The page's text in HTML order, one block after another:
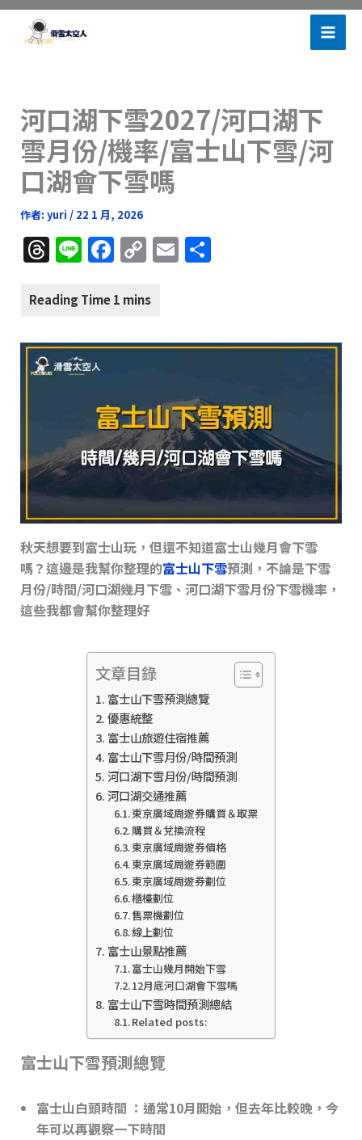
跳
河口湖下雪2027/河口湖下
雪月份/機率/富士山下雪/河
口湖會下雪嗎
作者: yuri / 22 1 月, 2026
T
h
re
d
s
Li
n
e
F
a
c
b
o
k
C
o
p
Li
k
E
m
分
秋天想要到富士山玩，但還不知道富士山幾月會下雪
嗎？這邊是我幫你整理的富士山下雪預測，不論是下雪
月份/時間/河口湖幾月下雪、河口湖下雪月份下雪機率，
這些我都會幫你整理好
文章目錄
富士山下雪預測總覽
優惠統整
富士山旅遊住宿推薦
富士山下雪月份/時間預測
河口湖下雪月份/時間預測
河口湖交通推薦
東京廣域周遊券購買＆取票
購買＆兌換流程
東京廣域周遊券價格
東京廣域周遊券範圍
東京廣域周遊券劃位
櫃檯劃位
售票機劃位
線上劃位
富士山景點推薦
富士山幾月開始下雪
12月底河口湖會下雪嗎
富士山下雪時間預測總結
Related posts:
富士山下雪預測總覽
富士山白頭時間 ：通常10月開始，但去年比較晚，今
年可以再觀察一下時間